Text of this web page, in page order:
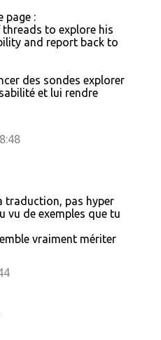
page :
to explore his
and report back to
des sondes explorer
et lui rendre
traduction, pas hyper
vu de exemples que tu
vraiment mériter